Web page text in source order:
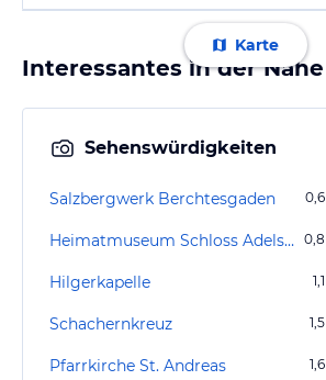
Karte
Interessantes in der Nähe
Sehenswürdigkeiten
Salzbergwerk Berchtesgaden 0,6
Heimatmuseum Schloss Adelsheim 0,8
Hilgerkapelle 1,1
Schachernkreuz 1,5
Pfarrkirche St. Andreas 1,6